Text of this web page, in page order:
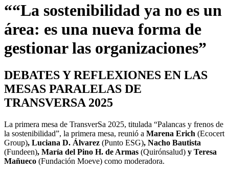
““La sostenibilidad ya no es un
área: es una nueva forma de
gestionar las organizaciones”
DEBATES Y REFLEXIONES EN LAS
MESAS PARALELAS DE
TRANSVERSA 2025
La primera mesa de TransverSa 2025, titulada “Palancas y frenos de
la sostenibilidad”, la primera mesa, reunió a Marena Erich (Ecocert
Group), Luciana D. Álvarez (Punto ESG), Nacho Bautista
(Fundeen), María del Pino H. de Armas (Quirónsalud) y Teresa
Mañueco (Fundación Moeve) como moderadora.